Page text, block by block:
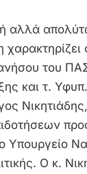
αλλά
του
και τ.
Υπουργείο
Ο κ.